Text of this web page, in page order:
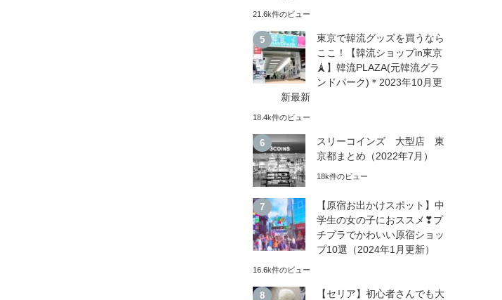
21.6k件のビュー
東京で韓流グッズを買うなら
ここ！【韓流ショップin東京
🗼】韓流PLAZA(元韓流グラ
ンドパーク)＊2023年10月更
新最新
18.4k件のビュー
スリーコインズ 大型店 東
京都まとめ（2022年7月）
18k件のビュー
【原宿お出かけスポット】中
学生の女の子におススメ❣プ
チプラでかわいい原宿ショッ
プ10選（2024年1月更新）
16.6k件のビュー
【セリア】初心者さんでも大